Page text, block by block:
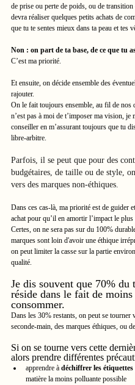
de prise ou perte de poids, ou de
devra réaliser quelques petits achats de
que tu te sentes mieux dans ta peau et tes
Non : on part de ta base, de ce que tu
C’est ma priorité.
Et ensuite, on décide ensemble des
rajouter.
On le fait toujours ensemble, au fil de nos
n’est pas à moi de t’imposer ma vision, je
conseiller en m’assurant toujours que tu
libre-arbitre.
Parfois, il se peut que pour des
budgétaires, de taille ou de style,
vers des marques non-éthiques.
Dans ces cas-là, ma priorité est de guider
achat pour qu’il en amortir l’impact le plus
Certes, on ne sera pas sur du 100%
marques sont loin d'avoir une éthique
on peut limiter la casse sur la partie
qualité.
Je dis souvent que 70% du
réside dans le fait de moins
consommer.
Dans les 30% restants, on peut se tourner
seconde-main, des marques éthiques, ou
Si on se tourne vers cette
alors prendre différentes
apprendre à déchiffrer les étiquettes
matière la moins polluante possible